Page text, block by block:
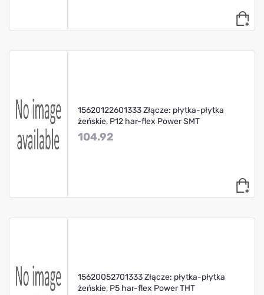
15620122601333 Złącze: płytka-płytka
żeńskie, P12 har-flex Power SMT
104.92
15620052701333 Złącze: płytka-płytka
żeńskie, P5 har-flex Power THT